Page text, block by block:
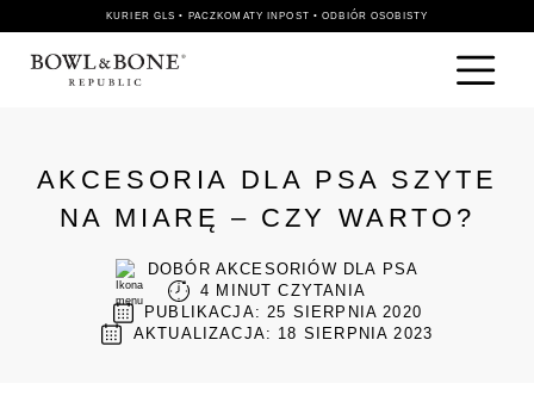
KURIER GLS • PACZKOMATY INPOST • ODBIÓR OSOBISTY
AKCESORIA DLA PSA SZYTE
NA MIARĘ – CZY WARTO?
DOBÓR AKCESORIÓW DLA PSA
4 MINUT CZYTANIA
PUBLIKACJA: 25 SIERPNIA 2020
AKTUALIZACJA: 18 SIERPNIA 2023